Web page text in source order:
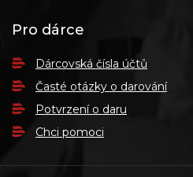
Pro dárce
Dárcovská čísla účtů
Časté otázky o darování
Potvrzení o daru
Chci pomoci